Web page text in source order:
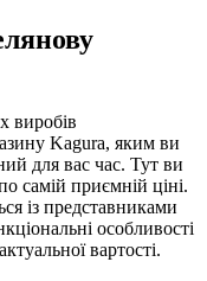
виробів
Kagura, яким ви
для вас час. Тут ви
самій приємній ціні.
із представниками
особливості
вартості.